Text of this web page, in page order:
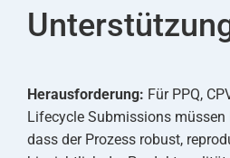
Herausforderung: Für PPQ,
Lifecycle Submissions müssen
dass der Prozess robust,